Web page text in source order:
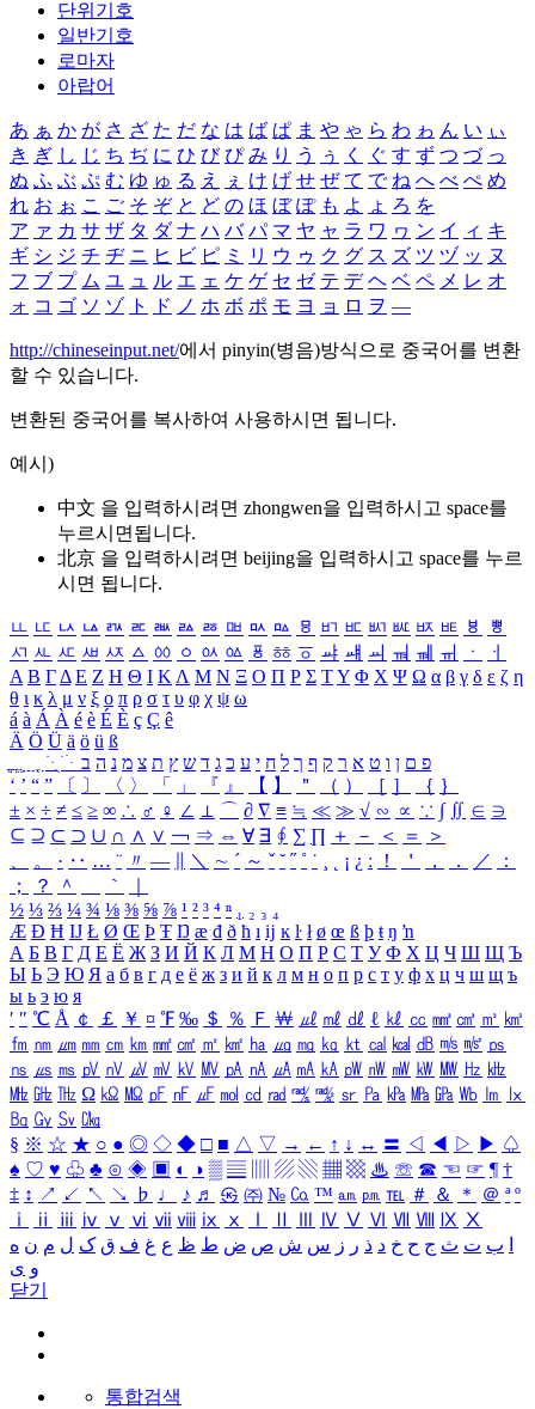
단위기호
일반기호
로마자
아랍어
あ ぁ か が さ ざ た だ な は ば ぱ ま や ゃ ら わ ゎ ん い ぃ
き ぎ し じ ち ぢ に ひ び ぴ み り う ぅ く ぐ す ず つ づ っ
ぬ ふ ぶ ぷ む ゆ ゅ る え ぇ け げ せ ぜ て で ね へ べ ぺ め
れ お ぉ こ ご そ ぞ と ど の ほ ぼ ぽ も よ ょ ろ を
ア ァ カ サ ザ タ ダ ナ ハ バ パ マ ヤ ャ ラ ワ ヮ ン イ ィ キ
ギ シ ジ チ ヂ ニ ヒ ビ ピ ミ リ ウ ゥ ク グ ス ズ ツ ヅ ッ ヌ
フ ブ プ ム ユ ュ ル エ ェ ケ ゲ セ ゼ テ デ ヘ ベ ペ メ レ オ
ォ コ ゴ ソ ゾ ト ド ノ ホ ボ ポ モ ヨ ョ ロ ヲ ―
http://chineseinput.net/에서 pinyin(병음)방식으로 중국어를 변환
할 수 있습니다.
변환된 중국어를 복사하여 사용하시면 됩니다.
예시)
中文 을 입력하시려면 zhongwen을 입력하시고 space를
누르시면됩니다.
北京 을 입력하시려면 beijing을 입력하시고 space를 누르
시면 됩니다.
ㅥ ㅦ ㅧ ㅨ ㅩ ㅪ ㅫ ㅬ ㅭ ㅮ ㅯ ㅰ ㅱ ㅲ ㅳ ㅴ ㅵ ㅶ ㅷ ㅸ
ㅹ
ㅺ ㅻ ㅼ ㅽ ㅾ ㅿ ㆀ ㆁ ㆂ ㆃ ㆄ ㆅ ㆆ ㆇ ㆈ ㆉ ㆊ ㆋ ㆌ ㆍ
ㆎ
Α Β ΓΔ Ε Ζ Η Θ Ι ΚΛ Μ Ν Ξ Ο Π Ρ Σ ΤΥ Φ Χ Ψ Ω α β γ δ ε ζ η
θ ι κ λ μ ν ξ ο π ρ σ τ υ φ χ ψ ω
á à Á À é è É È ç Ç ê
Ä Ö Ü ä ö ü ß
ִֶֹ ֻּ ׁׂ פ ם ן ו ט א ר ק ף ך ל ח י ע כ ג ד ש ץ ת צ מ נ ה ב
‘ ’ “ ” 〔 〕 〈 〉 「 」 『 』 【 】 ＂ （ ） ［ ］ ｛ ｝
± × ÷ ≠ ≤ ≥ ∞ ∴ ♂ ♀ ∠ ⊥ ⌒ ∂ ∇ ≡ ≒ ≪ ≫ √ ∽ ∝ ∵ ∫ ∬ ∈ ∋
⊆ ⊇ ⊂ ⊃ ∪ ∩ ∧ ∨ ￢ ⇒ ⇔ ∀ ∃ ∮ ∑ ∏ ＋ － ＜ ＝
＞
、
。 · ‥ … ¨ 〃 ― ＼ ∼ ´ ～ ˇ ˘ ˝ ˚ ˙ ¸ ¡ ¿ ː ！ ＇ ， ． ／
：
；
？ ＾ ｀
½ ⅓ ⅔ ¼ ¾ ⅛ ⅜ ⅝ ⅞ ¹ ² ³ ⁴ ⁿ ₁ ₂ ₃ ₄
Æ Ð Ħ Ĳ Ł Ø Œ Þ Ŧ Ŋ æ đ ð ħ ı ĳ ĸ ŀ ł ø œ ß þ ŧ ŋ ŉ
А Б В Г Д Е Ё Ж З И Й К Л М Н О П Р С Т У Ф Х Ц Ч Ш Щ Ъ
Ы Ь Э Ю Я а б в г д е ё ж з и й к л м н о п р с т у ф х ц ч ш щ ъ
ы ь э ю я
′ ″ ℃ Å ￠ ￡ ￥ ¤ ℉ ‰ ＄ ％ Ｆ ￦ ㎕ ㎖ ㎗ ℓ ㎘ ㏄ ㎣ ㎤ ㎥ ㎦
㎙ ㎚ ㎛ ㎜ ㎝ ㎞ ㎟ ㎠ ㎡ ㎢ ㏊ ㎍ ㎎ ㎏ ㏏ ㎈ ㎉ ㏈ ㎧ ㎨ ㎰
㎱ ㎲ ㎳ ㎴ ㎵ ㎶ ㎷ ㎸ ㎹ ㎀ ㎁ ㎂ ㎃ ㎄ ㎺ ㎻ ㎽ ㎾ ㎿ ㎐ ㎑
㎒ ㎓ ㎔ Ω ㏀ ㏁ ㎊ ㎋ ㎌ ㏖ ㏅ ㎭ ㎮ ㎯ ㏛ ㎩ ㎪ ㎫ ㎬ ㏝ ㏐
㏓
㏃ ㏉ ㏜ ㏆
§ ※ ☆ ★ ○ ● ◎ ◇ ◆ □ ■ △ ▽ → ← ↑ ↓ ↔ 〓 ◁ ◀ ▷ ▶ ♤
♠ ♡ ♥ ♧ ♣ ⊙ ◈ ▣ ◐ ◑ ▒ ▤ ▨ ▧ ▦ ▩ ♨ ☏ ☎ ☜ ☞ ¶ †
‡ ↕ ↗ ↙ ↖ ↘ ♭ ♩ ♪ ♬ ㉿ ㈜ № ㏇ ™ ㏂ ㏘ ℡ ＃ ＆ ＊ ＠ ª º
ⅰ
ⅱ ⅲ ⅳ ⅴ ⅵ ⅶ ⅷ ⅸ ⅹ Ⅳ Ⅴ Ⅵ Ⅶ Ⅷ Ⅸ Ⅹ
ب ت ث ج ح خ د ذ ر ز س ش ص ض ط ظ ع غ ف ق ک ل م ن ه
و ی
닫기
통합검색